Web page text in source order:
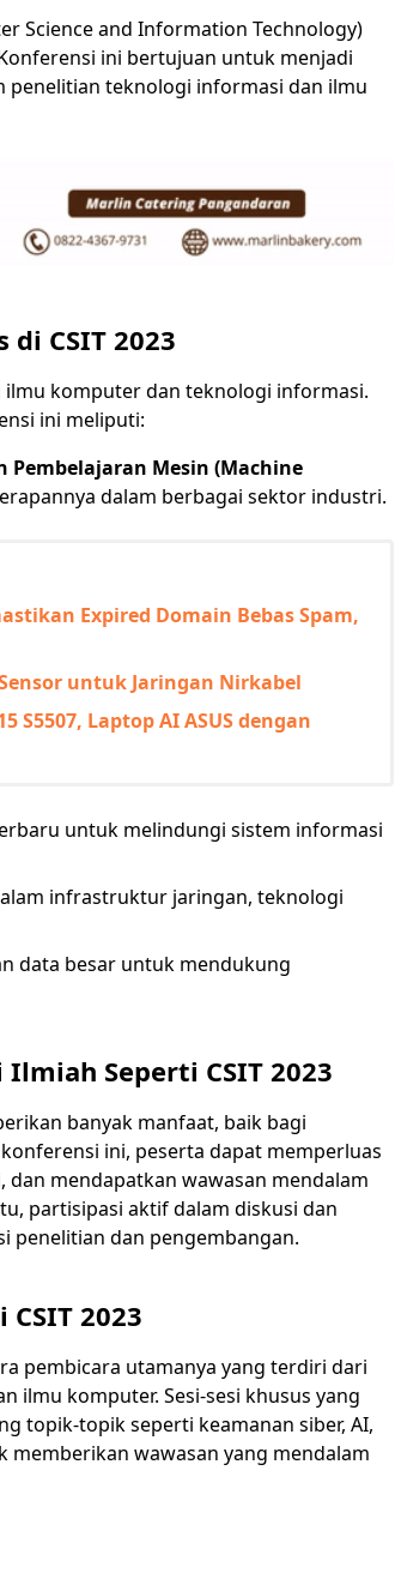
Science and Information Technology)
ini bertujuan untuk menjadi
teknologi informasi dan ilmu
CSIT 2023
ilmu komputer dan teknologi informasi.
ini meliputi:
Mesin (Machine
dalam berbagai sektor industri.
Expired Domain Bebas Spam,
untuk Jaringan Nirkabel
S5507, Laptop AI ASUS dengan
untuk melindungi sistem informasi
infrastruktur jaringan, teknologi
data besar untuk mendukung
Seperti CSIT 2023
banyak manfaat, baik bagi
ini, peserta dapat memperluas
mendapatkan wawasan mendalam
partisipasi aktif dalam diskusi dan
penelitian dan pengembangan.
2023
pembicara utamanya yang terdiri dari
ilmu komputer. Sesi-sesi khusus yang
topik-topik seperti keamanan siber, AI,
memberikan wawasan yang mendalam